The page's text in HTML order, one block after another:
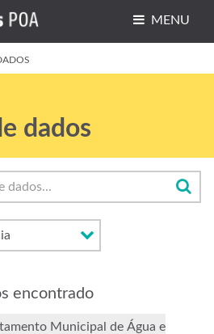
MENU
dados
encontrado
Municipal de Água e